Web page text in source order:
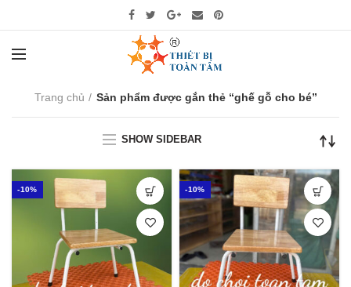
Trang chủ Sản phẩm được gắn thẻ “ghế gỗ cho bé”
SHOW SIDEBAR
-10% -10%